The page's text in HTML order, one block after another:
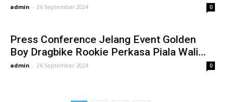
admin - 26 September 2024 0
Press Conference Jelang Event Golden
Boy Dragbike Rookie Perkasa Piala Wali...
admin - 26 September 2024 0